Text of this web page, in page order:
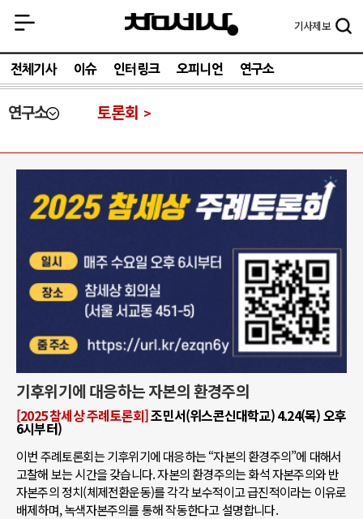
기사제보
전체기사 이슈 인터링크 오피니언 연구소
연구소 토론회
기후위기에 대응하는 자본의 환경주의
[2025 참세상 주례토론회]조민서(위스콘신대학교) 4.24(목) 오후
6시부터)
이번 주례토론회는 기후위기에 대응하는 “자본의 환경주의”에 대해서
고찰해 보는 시간을 갖습니다. 자본의 환경주의는 화석 자본주의와 반
자본주의 정치(체제전환운동)를 각각 보수적이고 급진적이라는 이유로
배제하며, 녹색자본주의를 통해 작동한다고 설명합니다.